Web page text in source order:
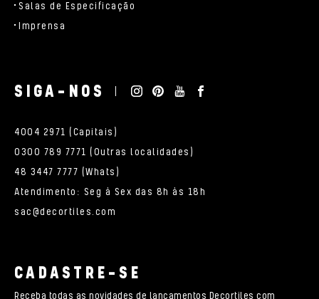
Salas de Especificação
Imprensa
SIGA-NOS
4004 2971 (Capitais)
0300 789 7771 (Outras localidades)
48 3447 7777 (Whats)
Atendimento: Seg à Sex das 8h às 18h
sac@decortiles.com
CADASTRE-SE
Receba todas as novidades de lançamentos Decortiles com